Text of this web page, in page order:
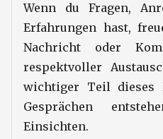
Wenn du Fragen,
Erfahrungen hast,
Nachricht oder
respektvoller
wichtiger Teil
Gesprächen
Einsichten.